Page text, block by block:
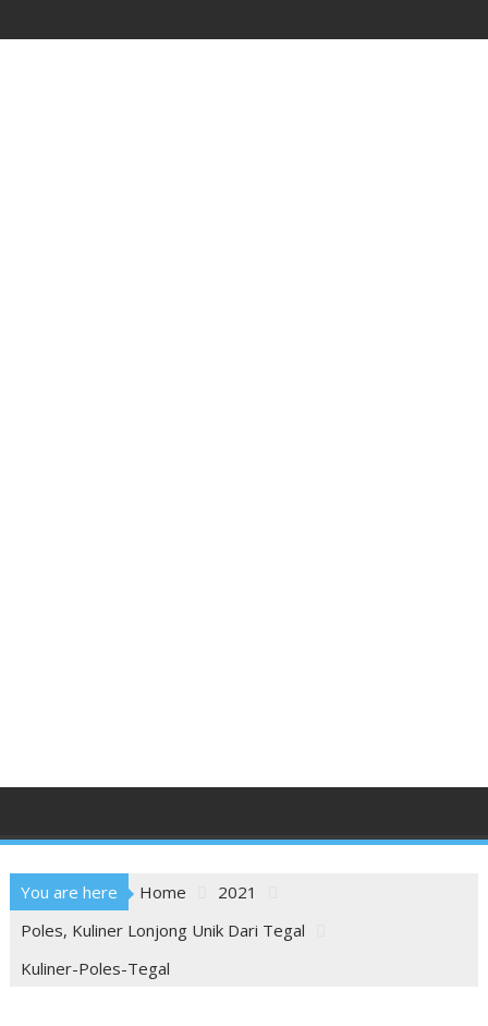
to
You are here Home
2021
Poles, Kuliner Lonjong Unik Dari Tegal
Kuliner-Poles-Tegal